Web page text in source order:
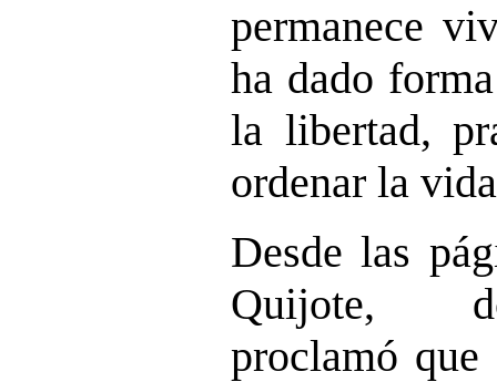
permanece
ha dado
la libertad,
ordenar la
Desde las
Quijote,
proclamó